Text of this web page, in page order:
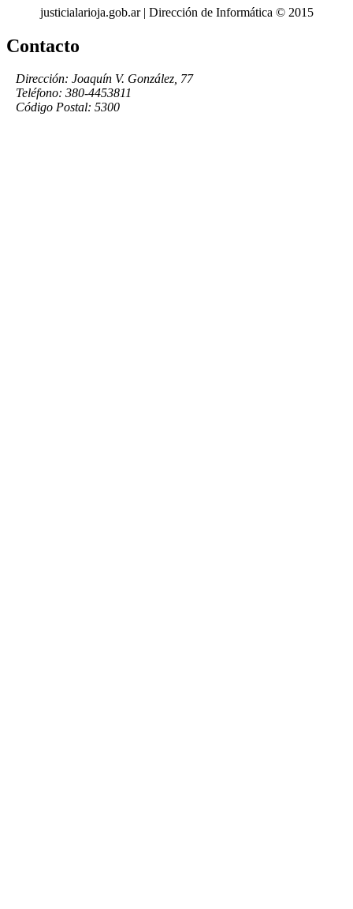
justicialarioja.gob.ar | Dirección de Informática © 2015
Contacto
Dirección: Joaquín V. González, 77
Teléfono: 380-4453811
Código Postal: 5300